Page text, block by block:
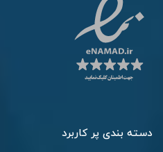
دسته بندی پر کاربرد